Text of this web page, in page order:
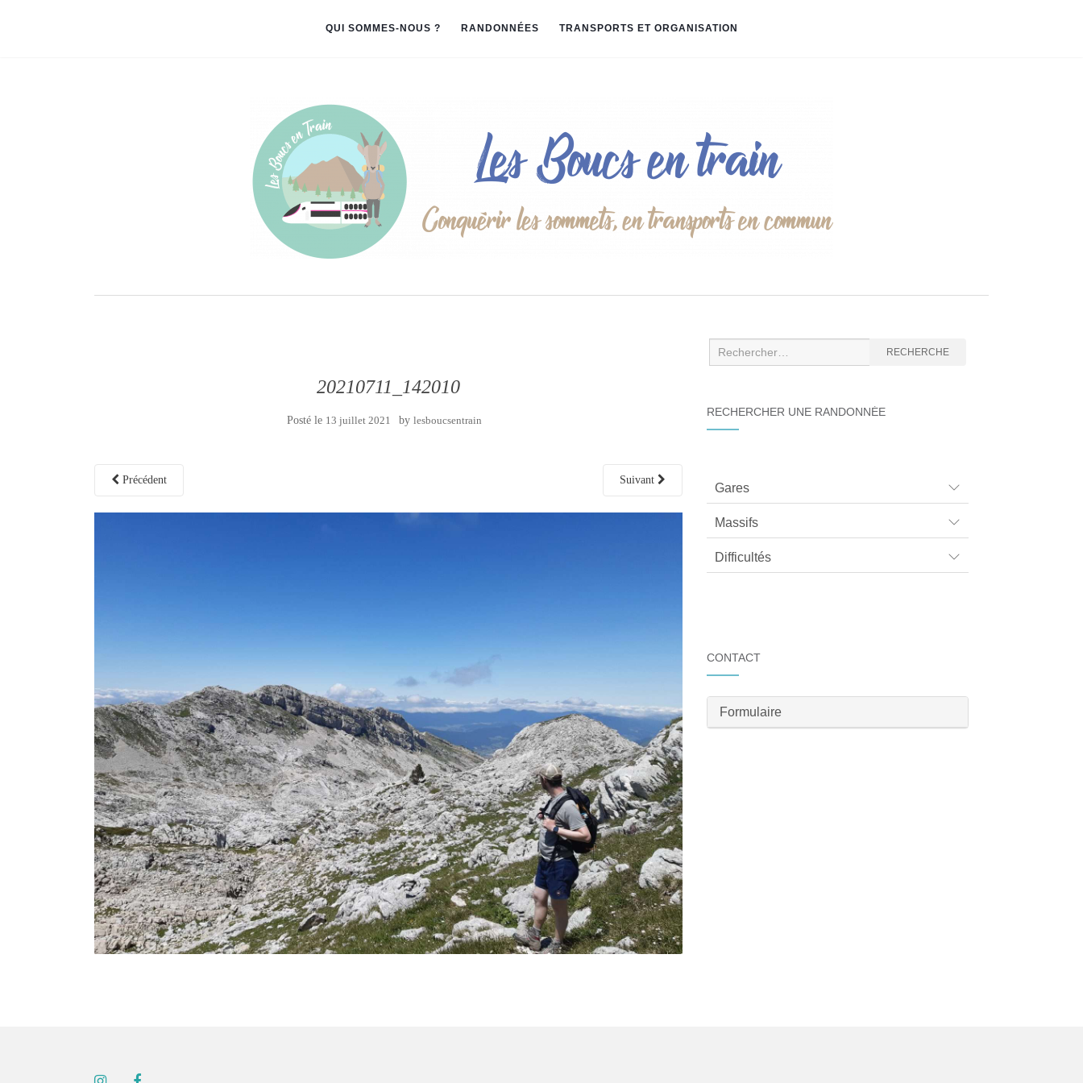
QUI SOMMES-NOUS ? RANDONNÉES TRANSPORTS ET ORGANISATION
20210711_142010
Posté le 13 juillet 2021 by lesboucsentrain
Précédent Suivant
Recherche
:
RECHERCHE
RECHERCHER UNE RANDONNÉE
Gares
Massifs
Difficultés
CONTACT
Formulaire